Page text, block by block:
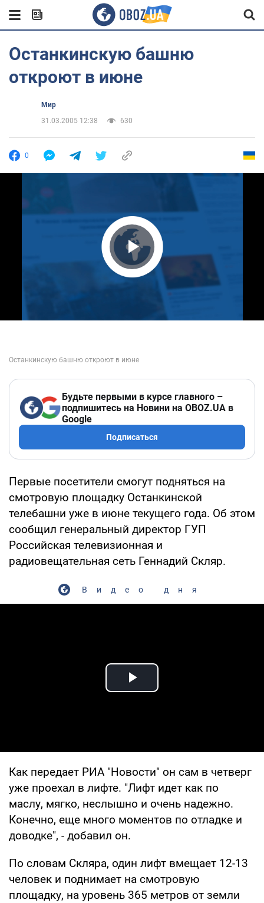
Останкинскую башню
откроют в июне
Мир
31.03.2005 12:38
630
0
Play Video
Будьте первыми в курсе главного –
подпишитесь на Новини на OBOZ.UA в
Google
Подписаться
Первые посетители смогут подняться на
смотровую площадку Останкинской
телебашни уже в июне текущего года. Об этом
сообщил генеральный директор ГУП
Российская телевизионная и
радиовещательная сеть Геннадий Скляр.
Видео дня
Play Video
Как передает РИА "Новости" он сам в четверг
уже проехал в лифте. "Лифт идет как по
маслу, мягко, неслышно и очень надежно.
Конечно, еще много моментов по отладке и
доводке", - добавил он.
По словам Скляра, один лифт вмещает 12-13
человек и поднимает на смотровую
площадку, на уровень 365 метров от земли